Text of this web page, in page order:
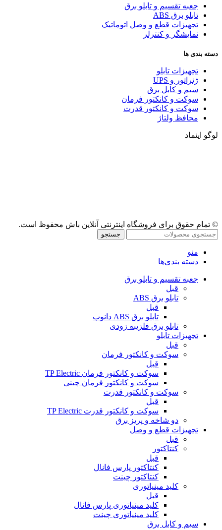
جعبه تقسیم و تابلو برق
تابلو برق ABS
تجهیزات قطع و وصل اتوماتیک
نمایشگر و کنترلر
دسته بندی ها
تجهیزات تابلو
ژنراتور و UPS
سیم و کابل برق
سوکت و کانکتور فرمان
سوکت و کانکتور قدرت
محافظ ولتاژ
لوگو اینماد
© تمام حقوق برای فروشگاه اینترنتی آنلاین باش محفوظ است.
جستجو
منو
دسته بندی‌ها
جعبه تقسیم و تابلو برق
قبل
تابلو برق ABS
قبل
تابلو برق ABS دانوب
تابلو برق فلزیبه زودی
تجهیزات تابلو
قبل
سوکت و کانکتور فرمان
قبل
سوکت و کانکتور فرمان TP Electric
سوکت و کانکتور فرمان چینی
سوکت و کانکتور قدرت
قبل
سوکت و کانکتور قدرت TP Electric
دو شاخه و پریز برق
تجهیزات قطع و وصل
قبل
کنتاکتور
قبل
کنتاکتور پارس فانال
کنتاکتور چینت
کلید مینیاتوری
قبل
کلید مینیاتوری پارس فانال
کلید مینیاتوری چینت
سیم و کابل برق